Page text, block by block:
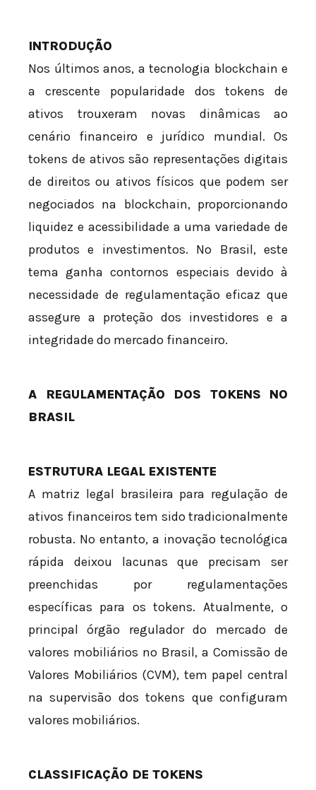
INTRODUÇÃO
Nos últimos anos, a tecnologia blockchain e
a crescente popularidade dos tokens de
ativos trouxeram novas dinâmicas ao
cenário financeiro e jurídico mundial. Os
tokens de ativos são representações digitais
de direitos ou ativos físicos que podem ser
negociados na blockchain, proporcionando
liquidez e acessibilidade a uma variedade de
produtos e investimentos. No Brasil, este
tema ganha contornos especiais devido à
necessidade de regulamentação eficaz que
assegure a proteção dos investidores e a
integridade do mercado financeiro.
A REGULAMENTAÇÃO DOS TOKENS NO
BRASIL
ESTRUTURA LEGAL EXISTENTE
A matriz legal brasileira para regulação de
ativos financeiros tem sido tradicionalmente
robusta. No entanto, a inovação tecnológica
rápida deixou lacunas que precisam ser
preenchidas por regulamentações
específicas para os tokens. Atualmente, o
principal órgão regulador do mercado de
valores mobiliários no Brasil, a Comissão de
Valores Mobiliários (CVM), tem papel central
na supervisão dos tokens que configuram
valores mobiliários.
CLASSIFICAÇÃO DE TOKENS